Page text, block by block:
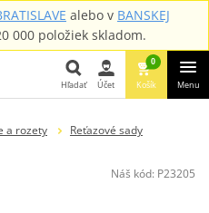
alebo v BANSKEJ
000 položiek skladom.
Hľadať
Hľadať Účet
0
Košík Menu
a rozety
Reťazové sady
Náš kód: P23205